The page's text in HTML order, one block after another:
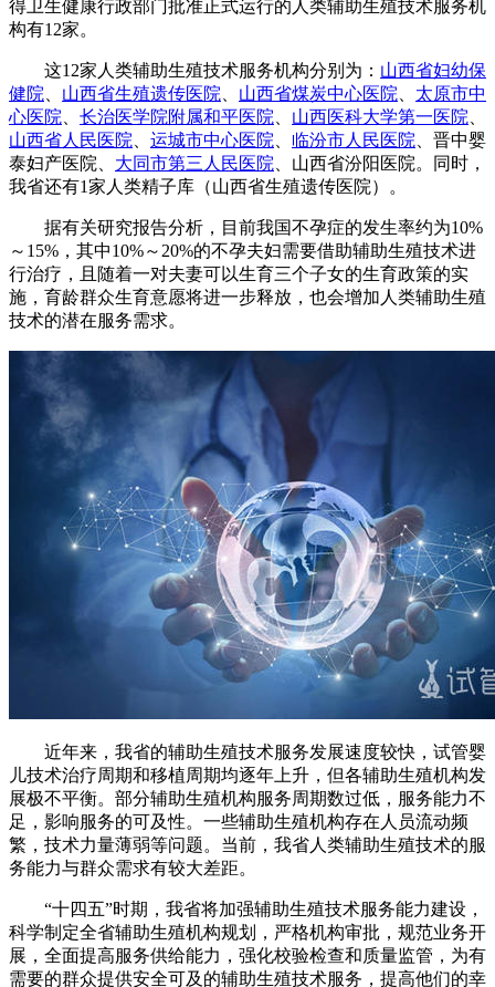
得卫生健康行政部门批准正式运行的人类辅助生殖技术服务机
构有12家。
这12家人类辅助生殖技术服务机构分别为： 山西省妇幼保
健院
山西省生殖遗传医院 山西省煤炭中心医院
太原市中
心医院
长治医学院附属和平医院 山西医科大学第一医院
山西省人民医院
运城市中心医院 临汾市人民医院 、晋中婴
泰妇产医院、 大同市第三人民医院 、山西省汾阳医院。同时，
我省还有1家人类精子库（山西省生殖遗传医院）。
据有关研究报告分析，目前我国不孕症的发生率约为10%
～15%，其中10%～20%的不孕夫妇需要借助辅助生殖技术进
行治疗，且随着一对夫妻可以生育三个子女的生育政策的实
施，育龄群众生育意愿将进一步释放，也会增加人类辅助生殖
技术的潜在服务需求。
近年来，我省的辅助生殖技术服务发展速度较快，试管婴
儿技术治疗周期和移植周期均逐年上升，但各辅助生殖机构发
展极不平衡。部分辅助生殖机构服务周期数过低，服务能力不
足，影响服务的可及性。一些辅助生殖机构存在人员流动频
繁，技术力量薄弱等问题。当前，我省人类辅助生殖技术的服
务能力与群众需求有较大差距。
“十四五”时期，我省将加强辅助生殖技术服务能力建设，
科学制定全省辅助生殖机构规划，严格机构审批，规范业务开
展，全面提高服务供给能力，强化校验检查和质量监管，为有
需要的群众提供安全可及的辅助生殖技术服务，提高他们的幸